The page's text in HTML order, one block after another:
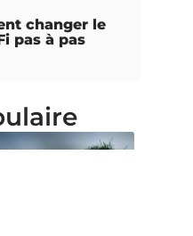
changer le
pas à pas